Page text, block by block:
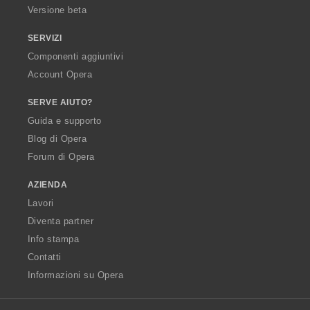
Versione beta
SERVIZI
Componenti aggiuntivi
Account Opera
SERVE AIUTO?
Guida e supporto
Blog di Opera
Forum di Opera
AZIENDA
Lavori
Diventa partner
Info stampa
Contatti
Informazioni su Opera